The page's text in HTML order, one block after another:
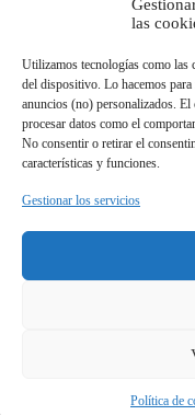
las
Utilizamos tecnologías como las
del dispositivo. Lo hacemos
anuncios (no) personalizados.
procesar datos como el
No consentir o retirar el
características y funciones.
Gestionar los servicios
Política de
Si quieres hacer
alternativas con
McLaren LM y
hemos hecho
VER BLOG
Si haces este Moc o
instagram